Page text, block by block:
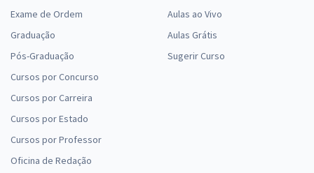
Exame de Ordem
Graduação
Pós-Graduação
Cursos por Concurso
Cursos por Carreira
Cursos por Estado
Cursos por Professor
Oficina de Redação
Aulas ao Vivo
Aulas Grátis
Sugerir Curso